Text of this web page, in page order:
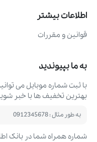
اطلاعات بیشتر
قوانین و مقررات
به ما بپیوندید
با ثبت شماره موبایل می
بهترین تخفیف ‌ها با خبر
شماره همراه شما در بانک